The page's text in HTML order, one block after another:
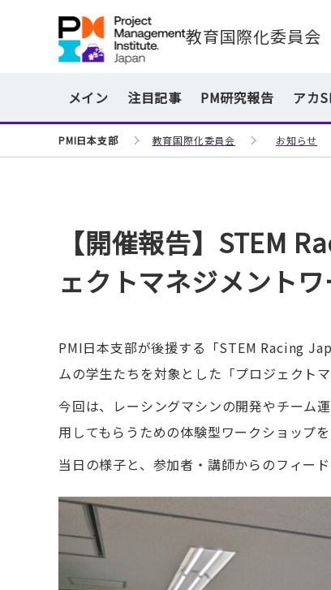
教育国際化委員会
メイン 注目記事 PM研究報告 アカ
PMI日本支部 教育国際化委員会 お知らせ
【開催報告】STEM
ェクトマネジメント
PMI日本支部が後援する「STEM Racing
ムの学生たちを対象とした「プロジェクト
今回は、レーシングマシンの開発やチーム
用してもらうための体験型ワークショップを
当日の様子と、参加者・講師からのフィード